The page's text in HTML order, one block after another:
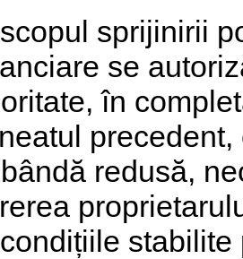
sprijinirii
se
în
redusă,
stabilite